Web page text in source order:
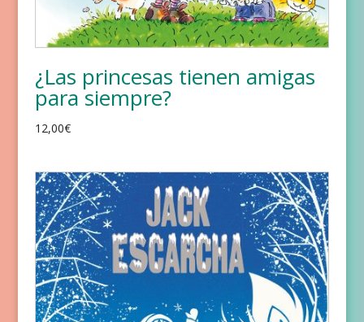
¿Las princesas tienen amigas
para siempre?
12,00€